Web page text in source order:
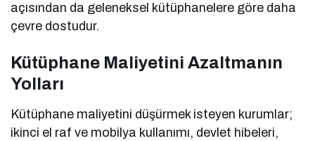
açısından da geleneksel kütüphanelere göre daha
çevre dostudur.
Kütüphane Maliyetini Azaltmanın
Yolları
Kütüphane maliyetini düşürmek isteyen kurumlar;
ikinci el raf ve mobilya kullanımı, devlet hibeleri,